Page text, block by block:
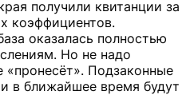
получили квитанции за
коэффициентов.
оказалась полностью
Но не надо
«пронесёт». Подзаконные
в ближайшее время будут